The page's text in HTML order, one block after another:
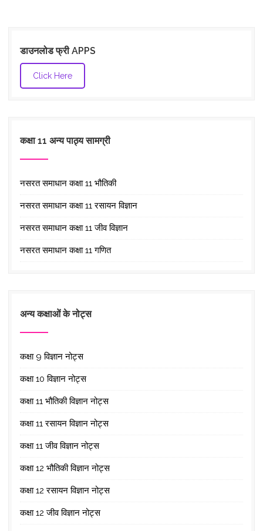
डाउनलोड फ्री APPS
Click Here
कक्षा 11 अन्य पाठ्य सामग्री
नसरत समाधान कक्षा 11 भौतिकी
नसरत समाधान कक्षा 11 रसायन विज्ञान
नसरत समाधान कक्षा 11 जीव विज्ञान
नसरत समाधान कक्षा 11 गणित
अन्य कक्षाओं के नोट्स
कक्षा 9 विज्ञान नोट्स
कक्षा 10 विज्ञान नोट्स
कक्षा 11 भौतिकी विज्ञान नोट्स
कक्षा 11 रसायन विज्ञान नोट्स
कक्षा 11 जीव विज्ञान नोट्स
कक्षा 12 भौतिकी विज्ञान नोट्स
कक्षा 12 रसायन विज्ञान नोट्स
कक्षा 12 जीव विज्ञान नोट्स